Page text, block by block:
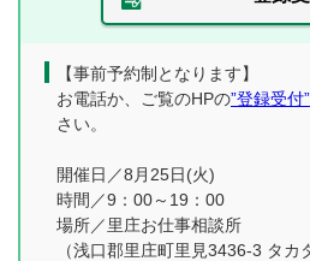
【事前予約制となります】
お電話か、ご覧のHPの”登録受付”
さい。
開催日／8月25日(火)
時間／9：00～19：00
場所／里庄お仕事相談所
（浅口郡里庄町里見3436-3 タカ